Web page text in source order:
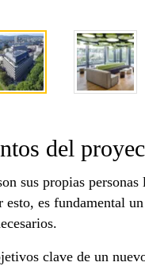
del
sus propias
esto, es fundamental
clave de un